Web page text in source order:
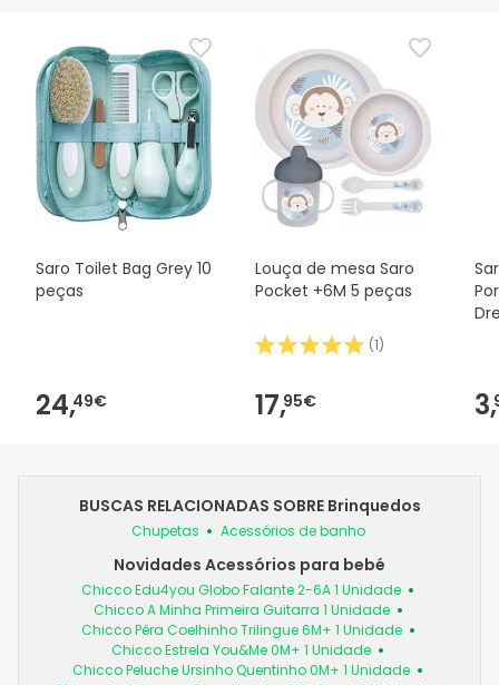
Saro Toilet Bag Grey 10
peças
24,49€
Louça de mesa Saro
Pocket +6M 5 peças
(1)
17,95€ 3,
BUSCAS RELACIONADAS SOBRE Brinquedos
Chupetas Acessórios de banho
Novidades Acessórios para bebé
Chicco Edu4you Globo Falante 2-6A 1 Unidade
Chicco A Minha Primeira Guitarra 1 Unidade
Chicco Pêra Coelhinho Trilingue 6M+ 1 Unidade
Chicco Estrela You&Me 0M+ 1 Unidade
Chicco Peluche Ursinho Quentinho 0M+ 1 Unidade